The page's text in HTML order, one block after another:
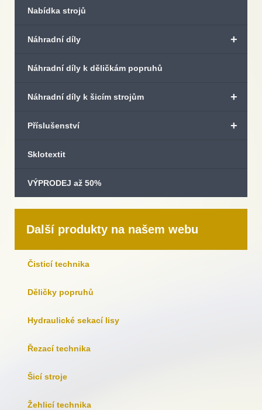
Nabídka strojů
+
Náhradní díly
Náhradní díly k děličkám popruhů
+
Náhradní díly k šicím strojům
+
Příslušenství
Sklotextit
VÝPRODEJ až 50%
Další produkty na našem webu
Čisticí technika
Děličky popruhů
Hydraulické sekací lisy
Řezací technika
Šicí stroje
Žehlicí technika